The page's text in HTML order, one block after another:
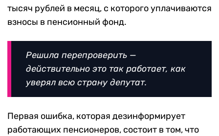
тысяч рублей в месяц, с которого уплачиваются
взносы в пенсионный фонд.
Решила перепроверить —
действительно это так работает, как
уверял всю страну депутат.
Первая ошибка, которая дезинформирует
работающих пенсионеров, состоит в том, что